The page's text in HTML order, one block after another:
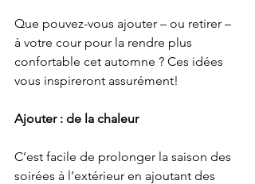
Que pouvez-vous ajouter – ou retirer –
à votre cour pour la rendre plus
confortable cet automne ? Ces idées
vous inspireront assurément!
Ajouter : de la chaleur
C’est facile de prolonger la saison des
soirées à l’extérieur en ajoutant des